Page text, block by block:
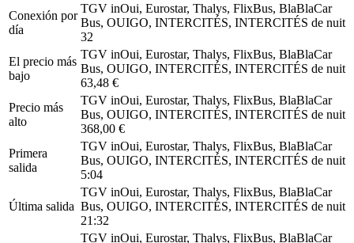
Conexión por
día
TGV inOui, Eurostar, Thalys, FlixBus, BlaBlaCar
Bus, OUIGO, INTERCITÉS, INTERCITÉS de nuit
32
El precio más
bajo
TGV inOui, Eurostar, Thalys, FlixBus, BlaBlaCar
Bus, OUIGO, INTERCITÉS, INTERCITÉS de nuit
63,48 €
Precio más
alto
TGV inOui, Eurostar, Thalys, FlixBus, BlaBlaCar
Bus, OUIGO, INTERCITÉS, INTERCITÉS de nuit
368,00 €
Primera
salida
TGV inOui, Eurostar, Thalys, FlixBus, BlaBlaCar
Bus, OUIGO, INTERCITÉS, INTERCITÉS de nuit
5:04
Última salida
TGV inOui, Eurostar, Thalys, FlixBus, BlaBlaCar
Bus, OUIGO, INTERCITÉS, INTERCITÉS de nuit
21:32
TGV inOui, Eurostar, Thalys, FlixBus, BlaBlaCar